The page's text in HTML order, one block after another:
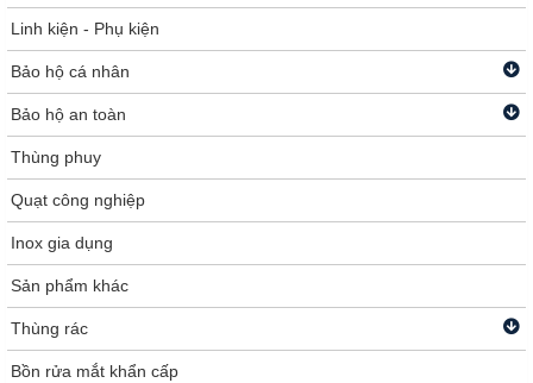
Linh kiện - Phụ kiện
Bảo hộ cá nhân
Bảo hộ an toàn
Thùng phuy
Quạt công nghiệp
Inox gia dụng
Sản phẩm khác
Thùng rác
Bồn rửa mắt khẩn cấp